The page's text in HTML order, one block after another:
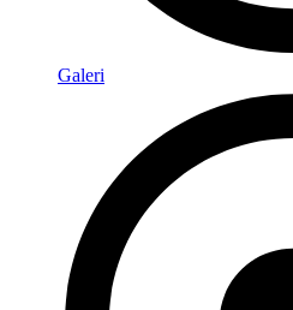
Galeri